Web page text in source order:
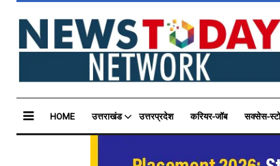
HOME उत्तराखंड उत्तरप्रदेश करियर-जॉब सक्सेस-